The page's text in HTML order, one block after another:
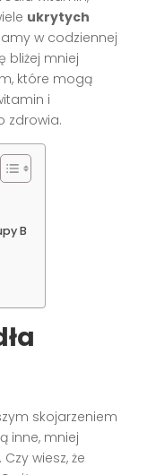
ukrytych
w codziennej
bliżej mniej
które mogą
i
zdrowia.
B
skojarzeniem
inne, mniej
. Czy wiesz, że